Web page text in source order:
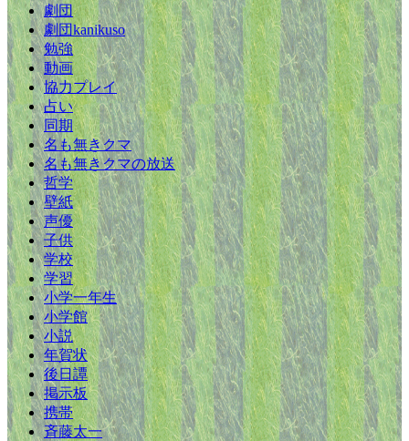
劇団
劇団kanikuso
勉強
動画
協力プレイ
占い
同期
名も無きクマ
名も無きクマの放送
哲学
壁紙
声優
子供
学校
学習
小学一年生
小学館
小説
年賀状
後日譚
掲示板
携帯
斉藤太一